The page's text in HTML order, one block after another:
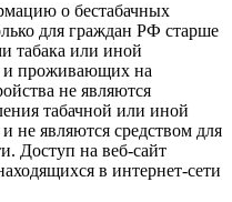
о бестабачных
для граждан РФ старше
табака или иной
и проживающих на
не являются
табачной или иной
не являются средством для
Доступ на веб-сайт
в интернет-сети